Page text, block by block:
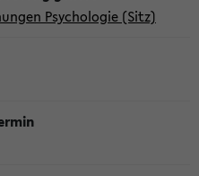
Psychologie (Sitz)